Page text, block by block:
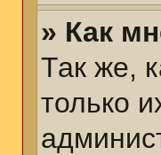
» Как
Так же,
только